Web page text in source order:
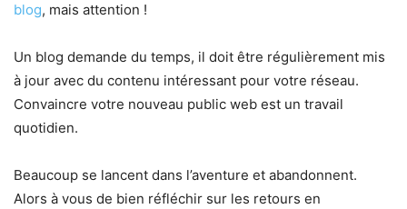
blog, mais attention !
Un blog demande du temps, il doit être régulièrement mis
à jour avec du contenu intéressant pour votre réseau.
Convaincre votre nouveau public web est un travail
quotidien.
Beaucoup se lancent dans l’aventure et abandonnent.
Alors à vous de bien réfléchir sur les retours en